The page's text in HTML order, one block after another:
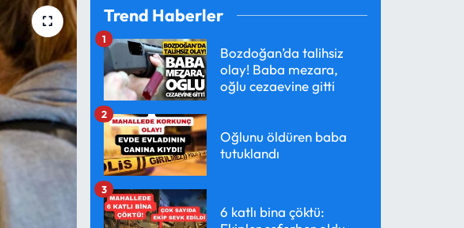
Trend Haberler
Bozdoğan’da talihsiz
olay! Baba mezara,
oğlu cezaevine gitti
1
Oğlunu öldüren baba
tutuklandı
2
6 katlı bina çöktü:
3